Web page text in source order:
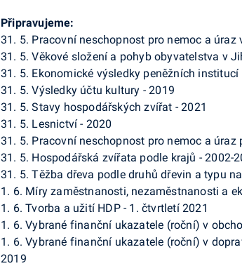
Připravujeme:
31. 5. Pracovní neschopnost pro nemoc a úraz
31. 5. Věkové složení a pohyb obyvatelstva v
31. 5. Ekonomické výsledky peněžních
31. 5. Výsledky účtu kultury - 2019
31. 5. Stavy hospodářských zvířat - 2021
31. 5. Lesnictví - 2020
31. 5. Pracovní neschopnost pro nemoc a úraz
31. 5. Hospodářská zvířata podle krajů - 2002-
31. 5. Těžba dřeva podle druhů dřevin a typu
1. 6. Míry zaměstnanosti, nezaměstnanosti a
1. 6. Tvorba a užití HDP - 1. čtvrtletí 2021
1. 6. Vybrané finanční ukazatele (roční) v
1. 6. Vybrané finanční ukazatele (roční) v
2019